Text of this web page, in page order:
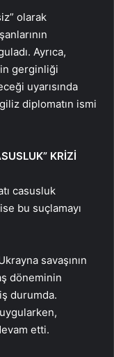
olarak
Ayrıca,
gerginliği
uyarısında
diplomatın ismi
KRİZİ
casusluk
bu suçlamayı
savaşının
döneminin
durumda.
etti.